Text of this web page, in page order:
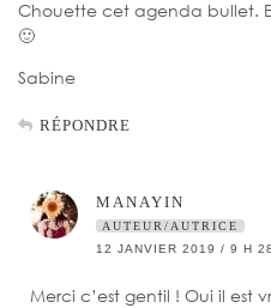
Chouette cet agenda bullet.
🙂
Sabine
RÉPONDRE
MANAYIN
AUTEUR/AUTRICE
12 JANVIER 2019 / 9 H
Merci c’est gentil ! Oui il est